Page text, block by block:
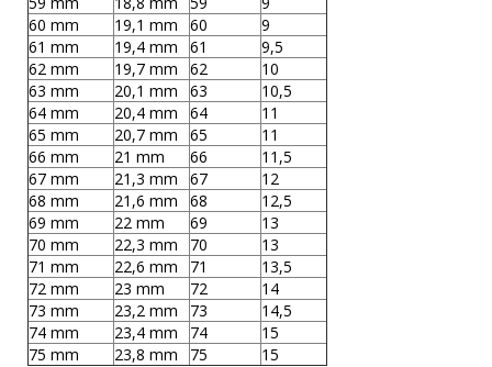
60 mm
19,1 mm 60
9
61 mm
19,4 mm 61
9,5
62 mm
19,7 mm 62
10
63 mm
20,1 mm 63
10,5
64 mm
20,4 mm 64
11
65 mm
20,7 mm 65
11
66 mm
21 mm 66
11,5
67 mm
21,3 mm 67
12
68 mm
21,6 mm 68
12,5
69 mm
22 mm 69
13
70 mm
22,3 mm 70
13
71 mm
22,6 mm 71
13,5
72 mm
23 mm 72
14
73 mm
23,2 mm 73
14,5
74 mm
23,4 mm 74
15
75 mm
23,8 mm 75 15